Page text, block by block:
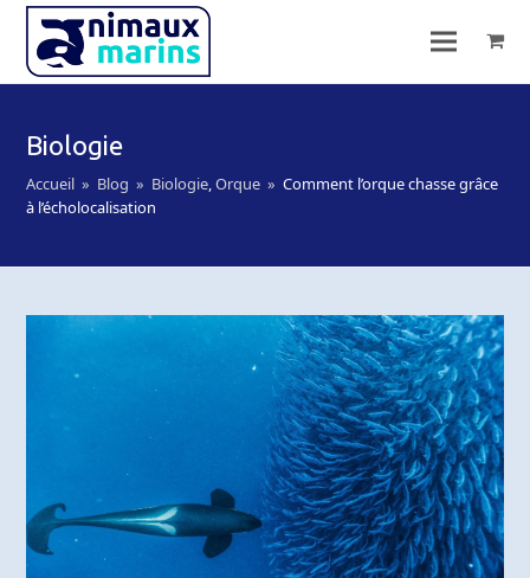
Biologie
Accueil » Blog » Biologie,Orque » Comment l’orque chasse grâce
à l’écholocalisation